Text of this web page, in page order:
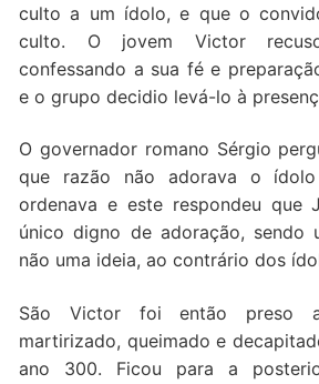
culto a um ídolo, e que o
culto. O jovem Victor
confessando a sua fé e
e o grupo decidio levá-lo à
O governador romano Sérgio
que razão não adorava o
ordenava e este respondeu que
único digno de adoração, sendo
não uma ideia, ao contrário dos
São Victor foi então preso
martirizado, queimado e
ano 300. Ficou para a